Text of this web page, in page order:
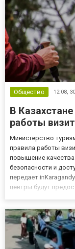
Сарыбел, Мырза,
Общество 12:08,
В
работы
Министерство
правила работы
повышение
безопасности и
передает
центры будут
посещени...